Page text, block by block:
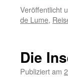
Veröffentlicht
de Lume,
Die
Publiziert am